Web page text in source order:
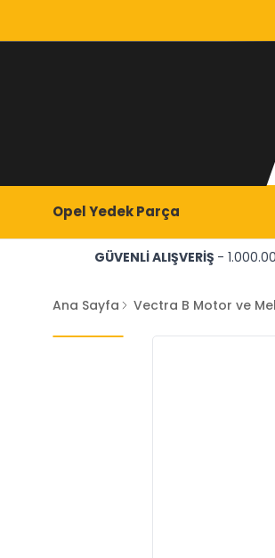
Opel Yedek Parça
GÜVENLİ ALIŞVERİŞ -
Ana Sayfa Vectra B Motor ve